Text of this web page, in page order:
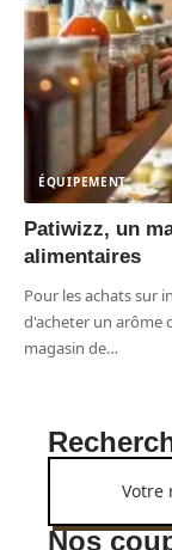
ÉQUIPEMENT
Patiwizz, un
alimentaires
Pour les achats sur
d'acheter un arôme
magasin de…
Nos